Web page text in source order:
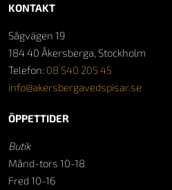
KONTAKT
Sågvägen 19
184 40 Åkersberga, Stockholm
Telefon: 08 540 205 45
info@akersbergavedspisar.se
ÖPPETTIDER
Butik
Månd-tors 10-18
Fred 10-16